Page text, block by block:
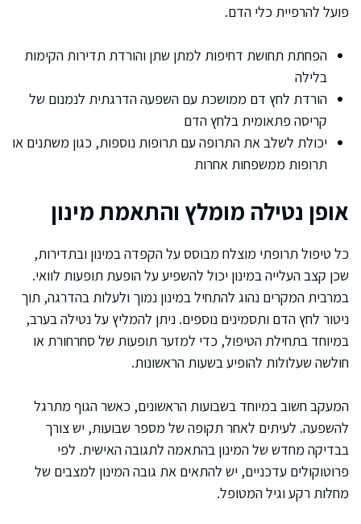
פועל להרפיית כלי הדם.
הפחתת תחושת דחיפות למתן שתן והורדת תדירות הקימות
בלילה
הורדת לחץ דם ממושכת עם השפעה הדרגתית לנמנום של
קריסה פתאומית בלחץ הדם
יכולת לשלב את התרופה עם תרופות נוספות, כגון משתנים או
תרופות ממשפחות אחרות
אופן נטילה מומלץ והתאמת מינון
כל טיפול תרופתי מוצלח מבוסס על הקפדה במינון ובתדירות,
שכן קצב העלייה במינון יכול להשפיע על הופעת תופעות לוואי.
במרבית המקרים נהוג להתחיל במינון נמוך ולעלות בהדרגה, תוך
ניטור לחץ הדם ותסמינים נוספים. ניתן להמליץ על נטילה בערב,
במיוחד בתחילת הטיפול, כדי למזער תופעות של סחרחורת או
חולשה שעלולות להופיע בשעות הראשונות.
המעקב חשוב במיוחד בשבועות הראשונים, כאשר הגוף מתרגל
להשפעה. לעיתים לאחר תקופה של מספר שבועות, יש צורך
בבדיקה מחדש של המינון בהתאמה לתגובה האישית. לפי
פרוטוקולים עדכניים, יש להתאים את גובה המינון למצבים של
מחלות רקע וגיל המטופל.